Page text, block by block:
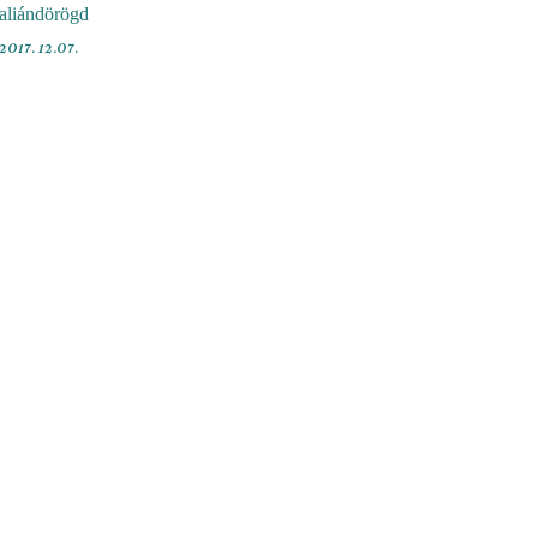
2017. 12.07.